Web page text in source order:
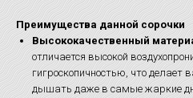
Преимущества данной сорочки
Высококачественный
отличается высокой
гигроскопичностью, что делает
дышать даже в самые жаркие